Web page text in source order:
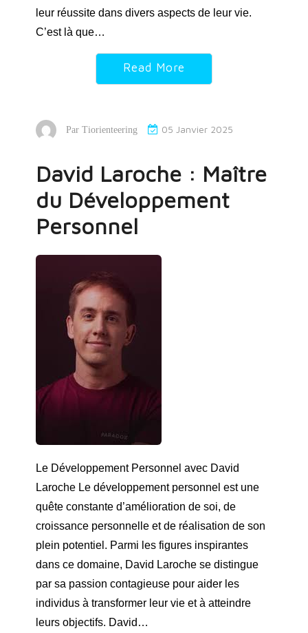
leur réussite dans divers aspects de leur vie.
C’est là que…
Read More
Par Tiorienteering 05 Janvier 2025
David Laroche : Maître
du Développement
Personnel
Le Développement Personnel avec David
Laroche Le développement personnel est une
quête constante d’amélioration de soi, de
croissance personnelle et de réalisation de son
plein potentiel. Parmi les figures inspirantes
dans ce domaine, David Laroche se distingue
par sa passion contagieuse pour aider les
individus à transformer leur vie et à atteindre
leurs objectifs. David…